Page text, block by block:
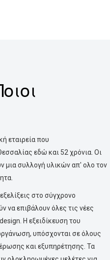
εταιρεία που
εδώ και 52 χρόνια. Οι
μια συλλογή υλικών απ' ολο τον
στο σύγχρονο
να επιβάλουν όλες τις νέες
Η εξειδίκευση του
υπόσχονται σε όλους
και εξυπηρέτησης. Τα